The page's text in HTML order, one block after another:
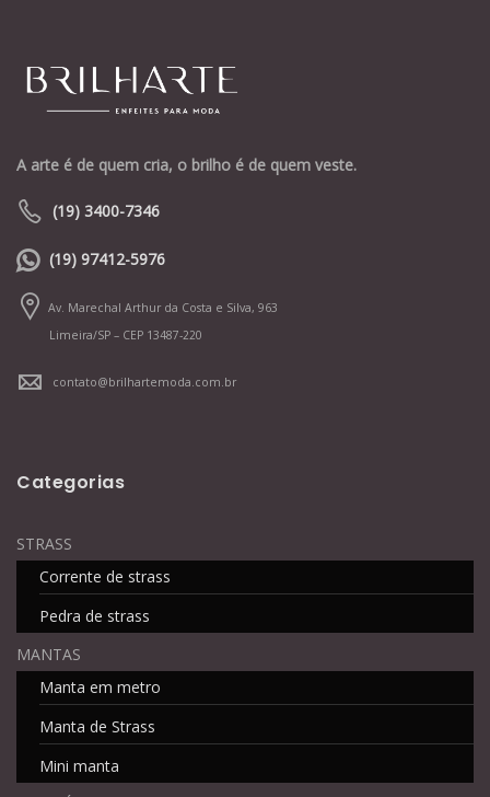
A arte é de quem cria, o brilho é de quem veste.
(19) 3400-7346
(19) 97412-5976
Av. Marechal Arthur da Costa e Silva, 963
Limeira/SP – CEP 13487-220
contato@brilhartemoda.com.br
Categorias
STRASS
Corrente de strass
Pedra de strass
MANTAS
Manta em metro
Manta de Strass
Mini manta